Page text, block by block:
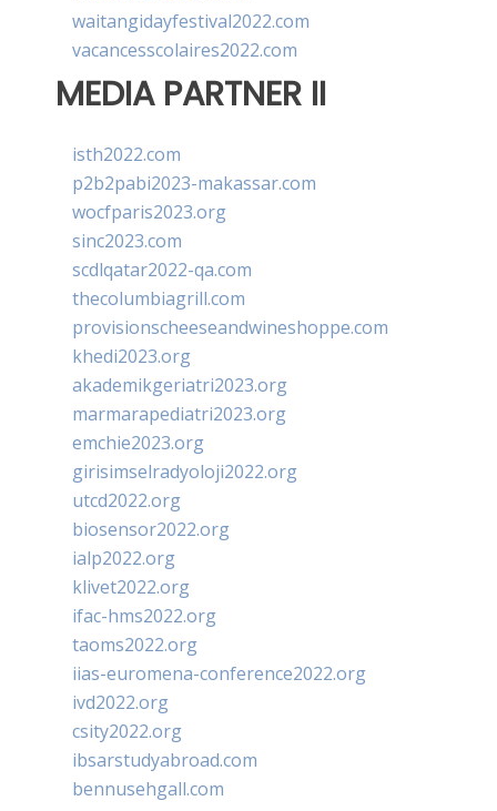
waitangidayfestival2022.com
vacancesscolaires2022.com
MEDIA PARTNER II
isth2022.com
p2b2pabi2023-makassar.com
wocfparis2023.org
sinc2023.com
scdlqatar2022-qa.com
thecolumbiagrill.com
provisionscheeseandwineshoppe.com
khedi2023.org
akademikgeriatri2023.org
marmarapediatri2023.org
emchie2023.org
girisimselradyoloji2022.org
utcd2022.org
biosensor2022.org
ialp2022.org
klivet2022.org
ifac-hms2022.org
taoms2022.org
iias-euromena-conference2022.org
ivd2022.org
csity2022.org
ibsarstudyabroad.com
bennusehgall.com